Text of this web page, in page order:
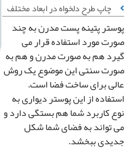
چاپ طرح دلخواه در ابعاد مختلف
عرض
دیوار
*
ارتفاع
دیوار
در عرض
+
کشیدگی در ارتفاع
-
+
تغییر سایز توسط طراح
پتینه پست مدرن به چند
مورد استفاده قرار می
هم به صورت مدرن و هم به
سنتی این موضوع یک روش
برای ساخت فضا است.
از این پوستر دیواری به
کاربرد شما هم بستگی دارد و
به فضای شما شکل
ببخشد.